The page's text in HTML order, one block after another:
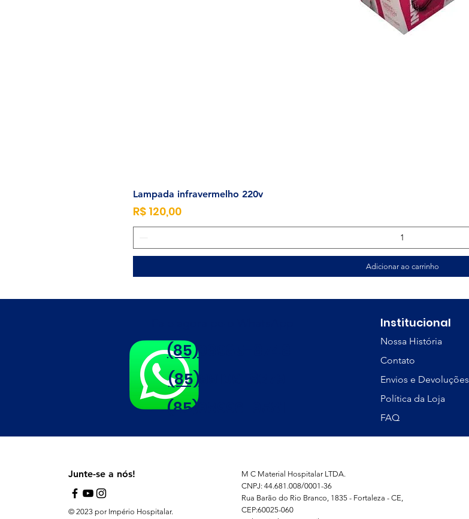
Lampada infravermelho 220v
Preço
R$ 120,00
Adicionar ao carrinho
(85)98985-8748
(85)99109-8379
(85)98996-9581
Institucional
Nossa História
Contato
Envios e Devoluções
Política da Loja
FAQ
Junte-se a nós!
© 2023 por Império Hospitalar.
M C Material Hospitalar LTDA.
CNPJ: 44.681.008/0001-36
Rua Barão do Rio Branco, 1835 - Fortaleza - CE,
CEP:60025-060